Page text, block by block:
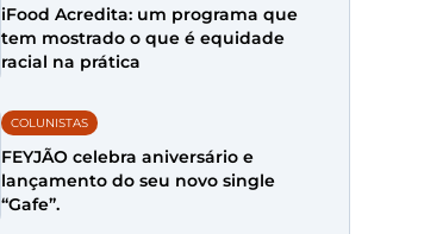
iFood Acredita: um programa que
tem mostrado o que é equidade
racial na prática
COLUNISTAS
FEYJÃO celebra aniversário e
lançamento do seu novo single
“Gafe”.